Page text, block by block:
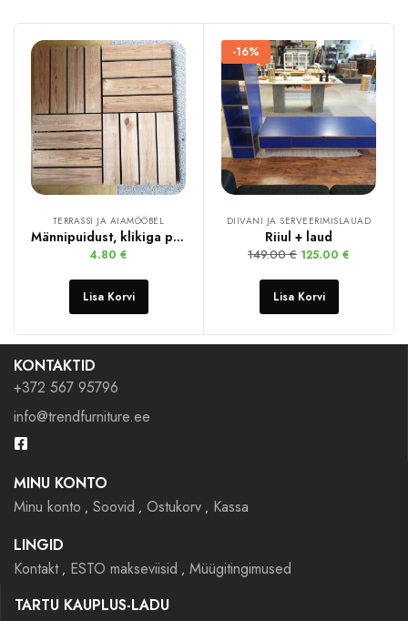
TERRASSI JA AIAMÖÖBEL
Männipuidust, klikiga põrandarestid
4.80 €
Lisa Korvi
-16%
DIIVANI JA SERVEERIMISLAUAD
Riiul + laud
149.00€ 125.00 €
Lisa Korvi
KONTAKTID
+372 567 95796
info@trendfurniture.ee
MINU KONTO
Minu konto
Soovid Ostukorv
Kassa
LINGID
Kontakt
ESTO makseviisid
Müügitingimused
TARTU KAUPLUS-LADU